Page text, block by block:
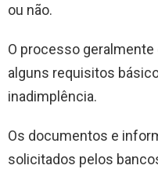
ou não.
O processo
alguns requisitos
inadimplência.
Os documentos e
solicitados pelos